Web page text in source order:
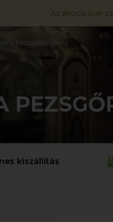
Az akciós árak
Pezsgőpincészet
kiszállítás